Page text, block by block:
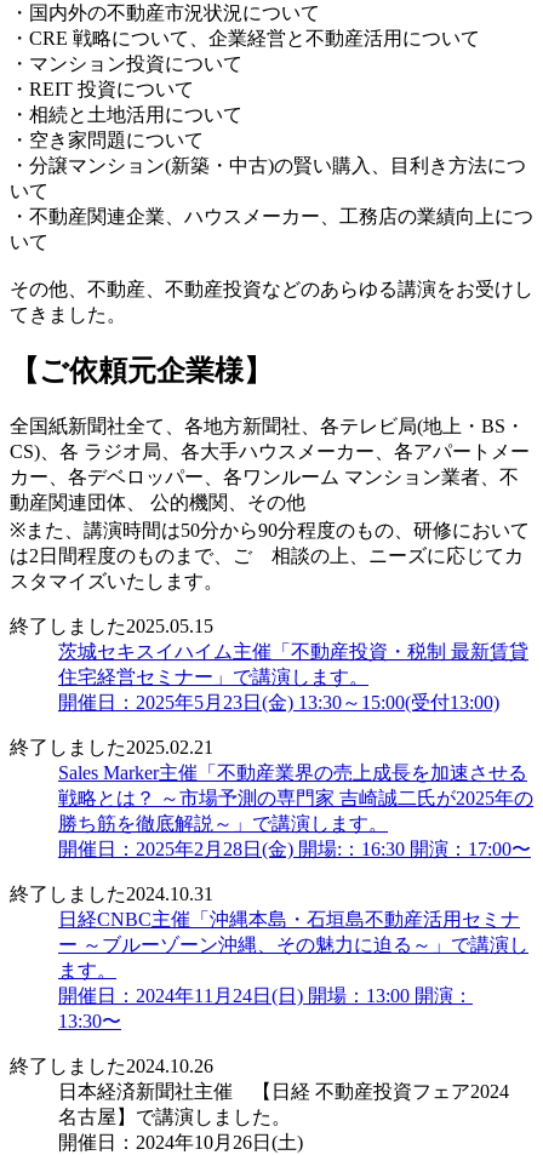
・国内外の不動産市況状況について
・CRE 戦略について、企業経営と不動産活用について
・マンション投資について
・REIT 投資について
・相続と土地活用について
・空き家問題について
・分譲マンション(新築・中古)の賢い購入、目利き方法につ
いて
・不動産関連企業、ハウスメーカー、工務店の業績向上につ
いて
その他、不動産、不動産投資などのあらゆる講演をお受けし
てきました。
【ご依頼元企業様】
全国紙新聞社全て、各地方新聞社、各テレビ局(地上・BS・
CS)、各 ラジオ局、各大手ハウスメーカー、各アパートメー
カー、各デベロッパー、各ワンルーム マンション業者、不
動産関連団体、 公的機関、その他
※また、講演時間は50分から90分程度のもの、研修において
は2日間程度のものまで、ご゙相談の上、ニーズに応じてカ
スタマイズいたします。
終了しました2025.05.15
茨城セキスイハイム主催「不動産投資・税制 最新賃貸
住宅経営セミナー」で講演します。
開催日：2025年5月23日(金) 13:30～15:00(受付13:00)
終了しました2025.02.21
Sales Marker主催「不動産業界の売上成長を加速させる
戦略とは？ ～市場予測の専門家 吉崎誠二氏が2025年の
勝ち筋を徹底解説～」で講演します。
開催日：2025年2月28日(金) 開場:：16:30 開演：17:00〜
終了しました2024.10.31
日経CNBC主催「沖縄本島・石垣島不動産活用セミナ
ー ～ブルーゾーン沖縄、その魅力に迫る～」で講演し
ます。
開催日：2024年11月24日(日) 開場：13:00 開演：
13:30〜
終了しました2024.10.26
日本経済新聞社主催 【日経 不動産投資フェア2024
名古屋】で講演しました。
開催日：2024年10月26日(土)